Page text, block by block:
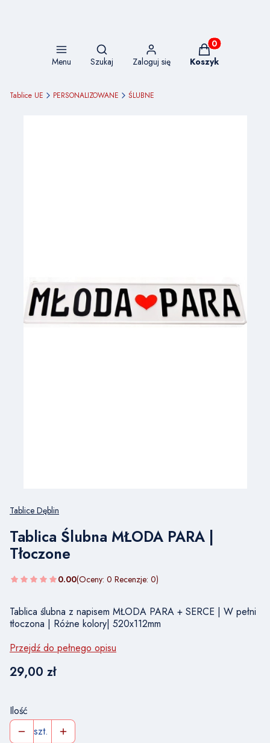
Menu
Otwórz wyszukiwarkę
Szukaj Zaloguj się
Produkty w
Koszyk
Tablice UE PERSONALIZOWANE ŚLUBNE
Tablice Dęblin
Tablica Ślubna MŁODA PARA |
Tłoczone
0.00(Oceny: 0 Recenzje: 0)
Tablica ślubna z napisem MŁODA PARA + SERCE | W pełni
tłoczona | Różne kolory| 520x112mm
Przejdź do pełnego opisu
Cena
29,00 zł
Ilość
szt.